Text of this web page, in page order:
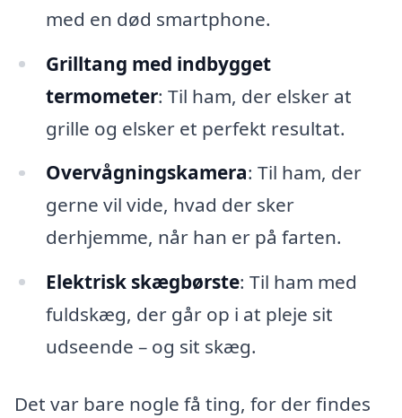
med en død smartphone.
Grilltang med indbygget
termometer: Til ham, der elsker at
grille og elsker et perfekt resultat.
Overvågningskamera: Til ham, der
gerne vil vide, hvad der sker
derhjemme, når han er på farten.
Elektrisk skægbørste: Til ham med
fuldskæg, der går op i at pleje sit
udseende – og sit skæg.
Det var bare nogle få ting, for der findes